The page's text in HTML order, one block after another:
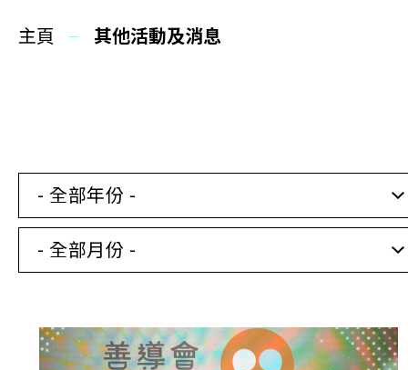
慈善活動
關於本會
聯絡我們
主頁 其他活動及消息
- 全部年份 -
- 全部月份 -